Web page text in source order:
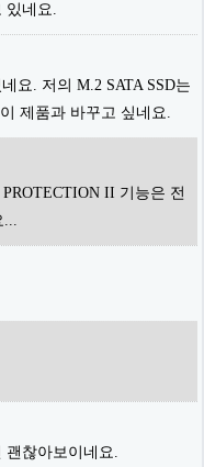
있네요.
요. 저의 M.2 SATA SSD는
제품과 바꾸고 싶네요.
II 기능은 전
...
괜찮아보이네요.